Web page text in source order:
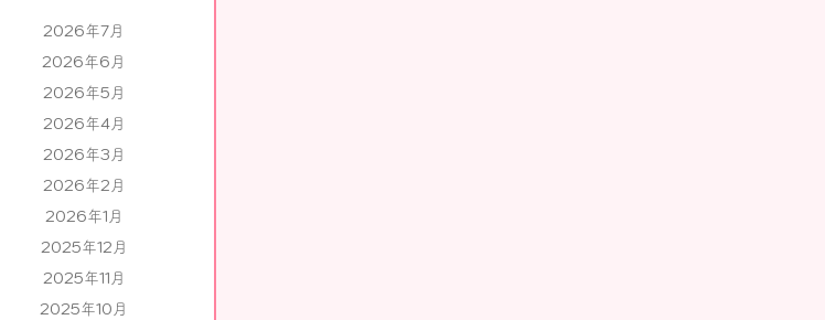
2026年7月
2026年6月
2026年5月
2026年4月
2026年3月
2026年2月
2026年1月
2025年12月
2025年11月
2025年10月